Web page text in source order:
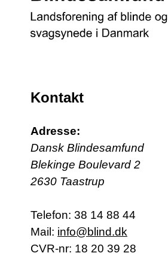
Kontakt
Adresse:
Dansk Blindesamfund
Blekinge Boulevard 2
2630 Taastrup
Telefon: 38 14 88 44
Mail: info@blind.dk
CVR-nr: 18 20 39 28